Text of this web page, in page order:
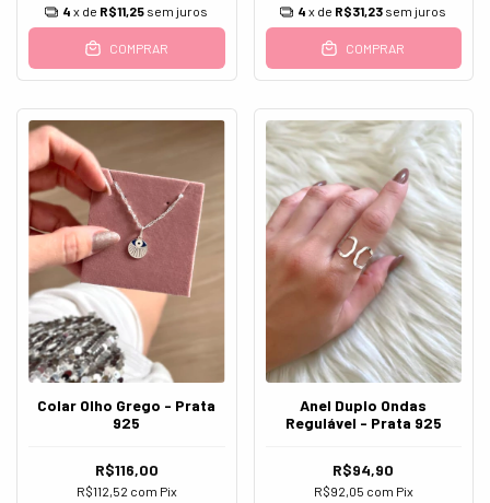
4 x de R$11,25 sem juros
COMPRAR
4 x de R$31,23 sem juros
COMPRAR
Colar Olho Grego - Prata
925
R$116,00
R$112,52 com Pix
Anel Duplo Ondas
Regulável - Prata 925
R$94,90
R$92,05 com Pix